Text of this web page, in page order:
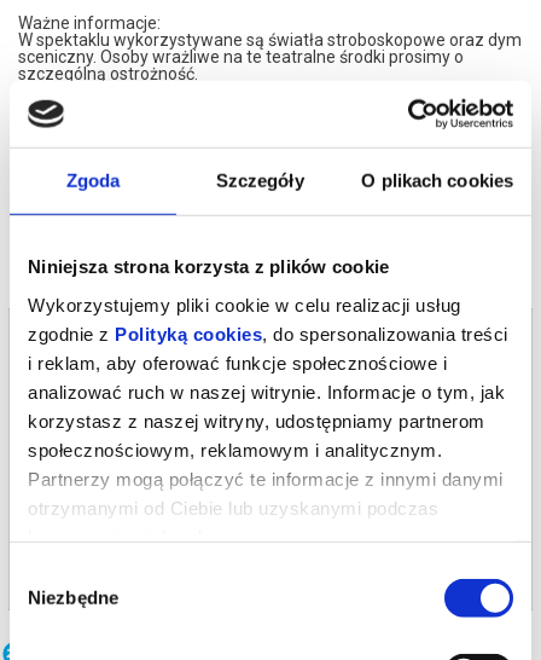
Zgoda Szczegóły O plikach cookies
Niniejsza strona korzysta z plików cookie
Wykorzystujemy pliki cookie w celu realizacji usług
zgodnie z Polityką cookies , do spersonalizowania treści
i reklam, aby oferować funkcje społecznościowe i
analizować ruch w naszej witrynie. Informacje o tym, jak
korzystasz z naszej witryny, udostępniamy partnerom
społecznościowym, reklamowym i analitycznym.
Partnerzy mogą połączyć te informacje z innymi danymi
otrzymanymi od Ciebie lub uzyskanymi podczas
zgody
Niezbędne
Ważne informacje:
W spektaklu wykorzystywane są światła stroboskopowe oraz dym
sceniczny. Osoby wrażliwe na te teatralne środki prosimy o
szczególną ostrożność.
*******
potwierdzony komunikatem wysyłanym na adres e-mail, podany
podczas zakupu.
Bilety na termin:
01.10.2026 , g. 19:30 (czwartek)
01.10.2026 , g. 19:30
Warszawa
Teatr Polski im. Arnolda Szyfmana...
od 21,20 pln